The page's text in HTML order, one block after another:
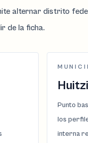
alternar distrito
de la ficha.
Punto
los
interna